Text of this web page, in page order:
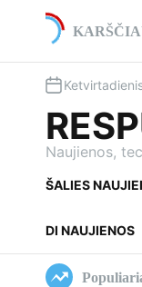
viaduko rekonstrukcija
eismo pakeitimai
Naujienos,
ŠALIES
DI NAUJIENOS